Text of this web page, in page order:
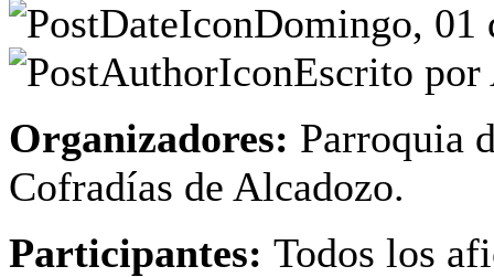
Domingo, 01
Escrito
Organizadores: Parroquia
Cofradías de Alcadozo.
Participantes: Todos los